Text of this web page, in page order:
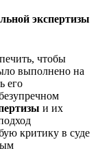
экспертизы
чтобы
выполнено на
его
и их
критику в суде